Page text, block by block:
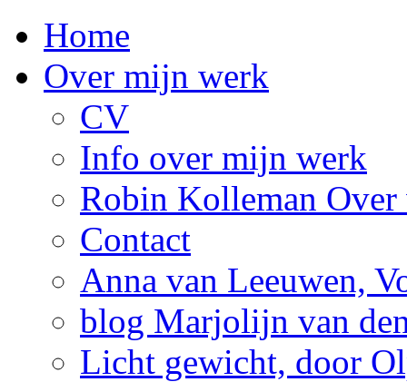
Home
Over mijn werk
CV
Info over mijn werk
Robin Kolleman
Contact
Anna van Leeuwen,
blog Marjolijn van
Licht gewicht, door